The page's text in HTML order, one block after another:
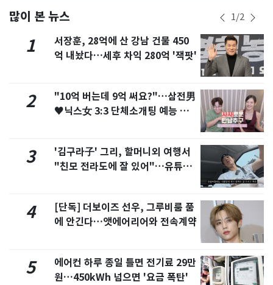
많이 본 뉴스 1/2
1
서장훈, 28억에 산 강남 건물 450
억 내놨다…세후 차익 280억 '잭팟'
2
"10억 버는데 9억 써요?"…삼전男
♥닉스女 3:3 단체소개팅 예능 화
3
'김구라子' 그리, 할머니외 여행서
"친모 전라도에 잘 있어"…유튜브
4
[단독] 더보이즈 선우, 그루비룸 품
에 안긴다…앳에어리어와 전속계약
5
에어컨 하루 종일 틀면 전기료 29만
원…450kWh 넘으면 '요금 폭탄'